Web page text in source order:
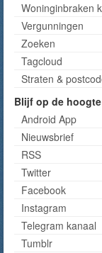
Woninginbraken
Vergunningen
Zoeken
Tagcloud
Straten &
Blijf op de hoogte
Android App
Nieuwsbrief
RSS
Twitter
Facebook
Instagram
Telegram kanaal
Tumblr